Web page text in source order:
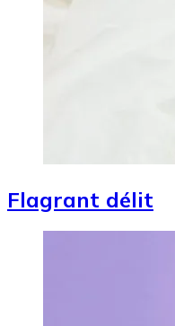
Flagrant délit